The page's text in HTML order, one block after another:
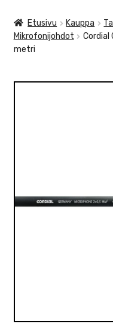
TARVIKKEET
Etusivu Kauppa
Mikrofonijohdot
Cordial
metri